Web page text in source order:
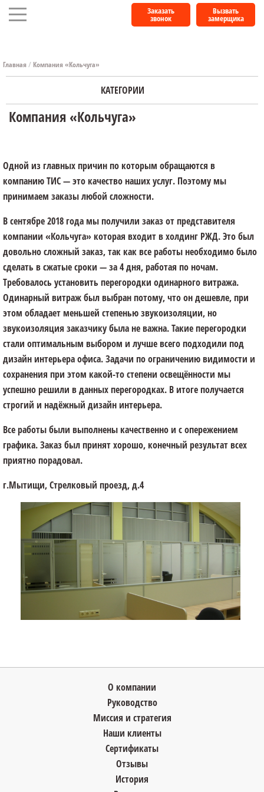
Заказать
звонок
Вызвать
замерщика
Главная/ Компания «Кольчуга»
КАТЕГОРИИ
Компания «Кольчуга»
Одной из главных причин по которым обращаются в
компанию ТИС — это качество наших услуг. Поэтому мы
принимаем заказы любой сложности.
В сентябре 2018 года мы получили заказ от представителя
компании «Кольчуга» которая входит в холдинг РЖД. Это был
довольно сложный заказ, так как все работы необходимо было
сделать в сжатые сроки — за 4 дня, работая по ночам.
Требовалось установить перегородки одинарного витража.
Одинарный витраж был выбран потому, что он дешевле, при
этом обладает меньшей степенью звукоизоляции, но
звукоизоляция заказчику была не важна. Такие перегородки
стали оптимальным выбором и лучше всего подходили под
дизайн интерьера офиса. Задачи по ограничению видимости и
сохранения при этом какой-то степени освещённости мы
успешно решили в данных перегородках. В итоге получается
строгий и надёжный дизайн интерьера.
Все работы были выполнены качественно и с опережением
графика. Заказ был принят хорошо, конечный результат всех
приятно порадовал.
г.Мытищи, Стрелковый проезд, д.4
О компании
Руководство
Миссия и стратегия
Наши клиенты
Сертификаты
Отзывы
История